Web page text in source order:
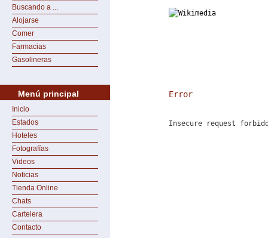
Buscando a ...
Alojarse
Comer
Farmacias
Gasolineras
Menú principal
Inicio
Estados
Hoteles
Fotografías
Videos
Noticias
Tienda Online
Chats
Cartelera
Contacto
Error
Insecure request